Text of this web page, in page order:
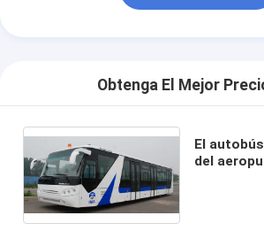
Obtenga El Mejor
El
del